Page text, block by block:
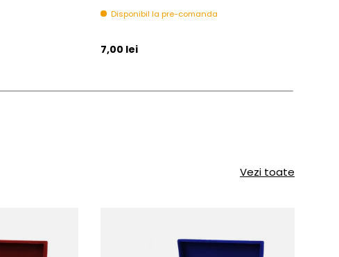
Disponibil la pre-comanda
Pret initial
7,00 lei
Vezi toate